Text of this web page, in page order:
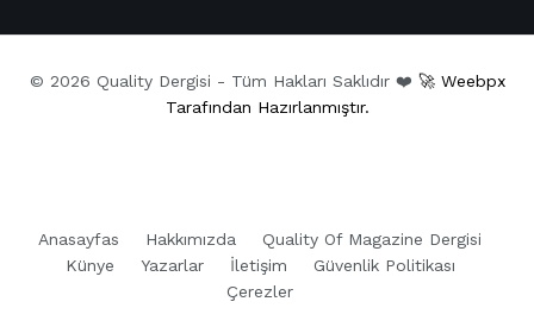
© 2026 Quality Dergisi - Tüm Hakları Saklıdır ❤️ 🚀 Weebpx
Tarafından Hazırlanmıştır.
Anasayfas Hakkımızda
Quality Of Magazine Dergisi
Künye
Yazarlar İletişim
Güvenlik Politikası
Çerezler